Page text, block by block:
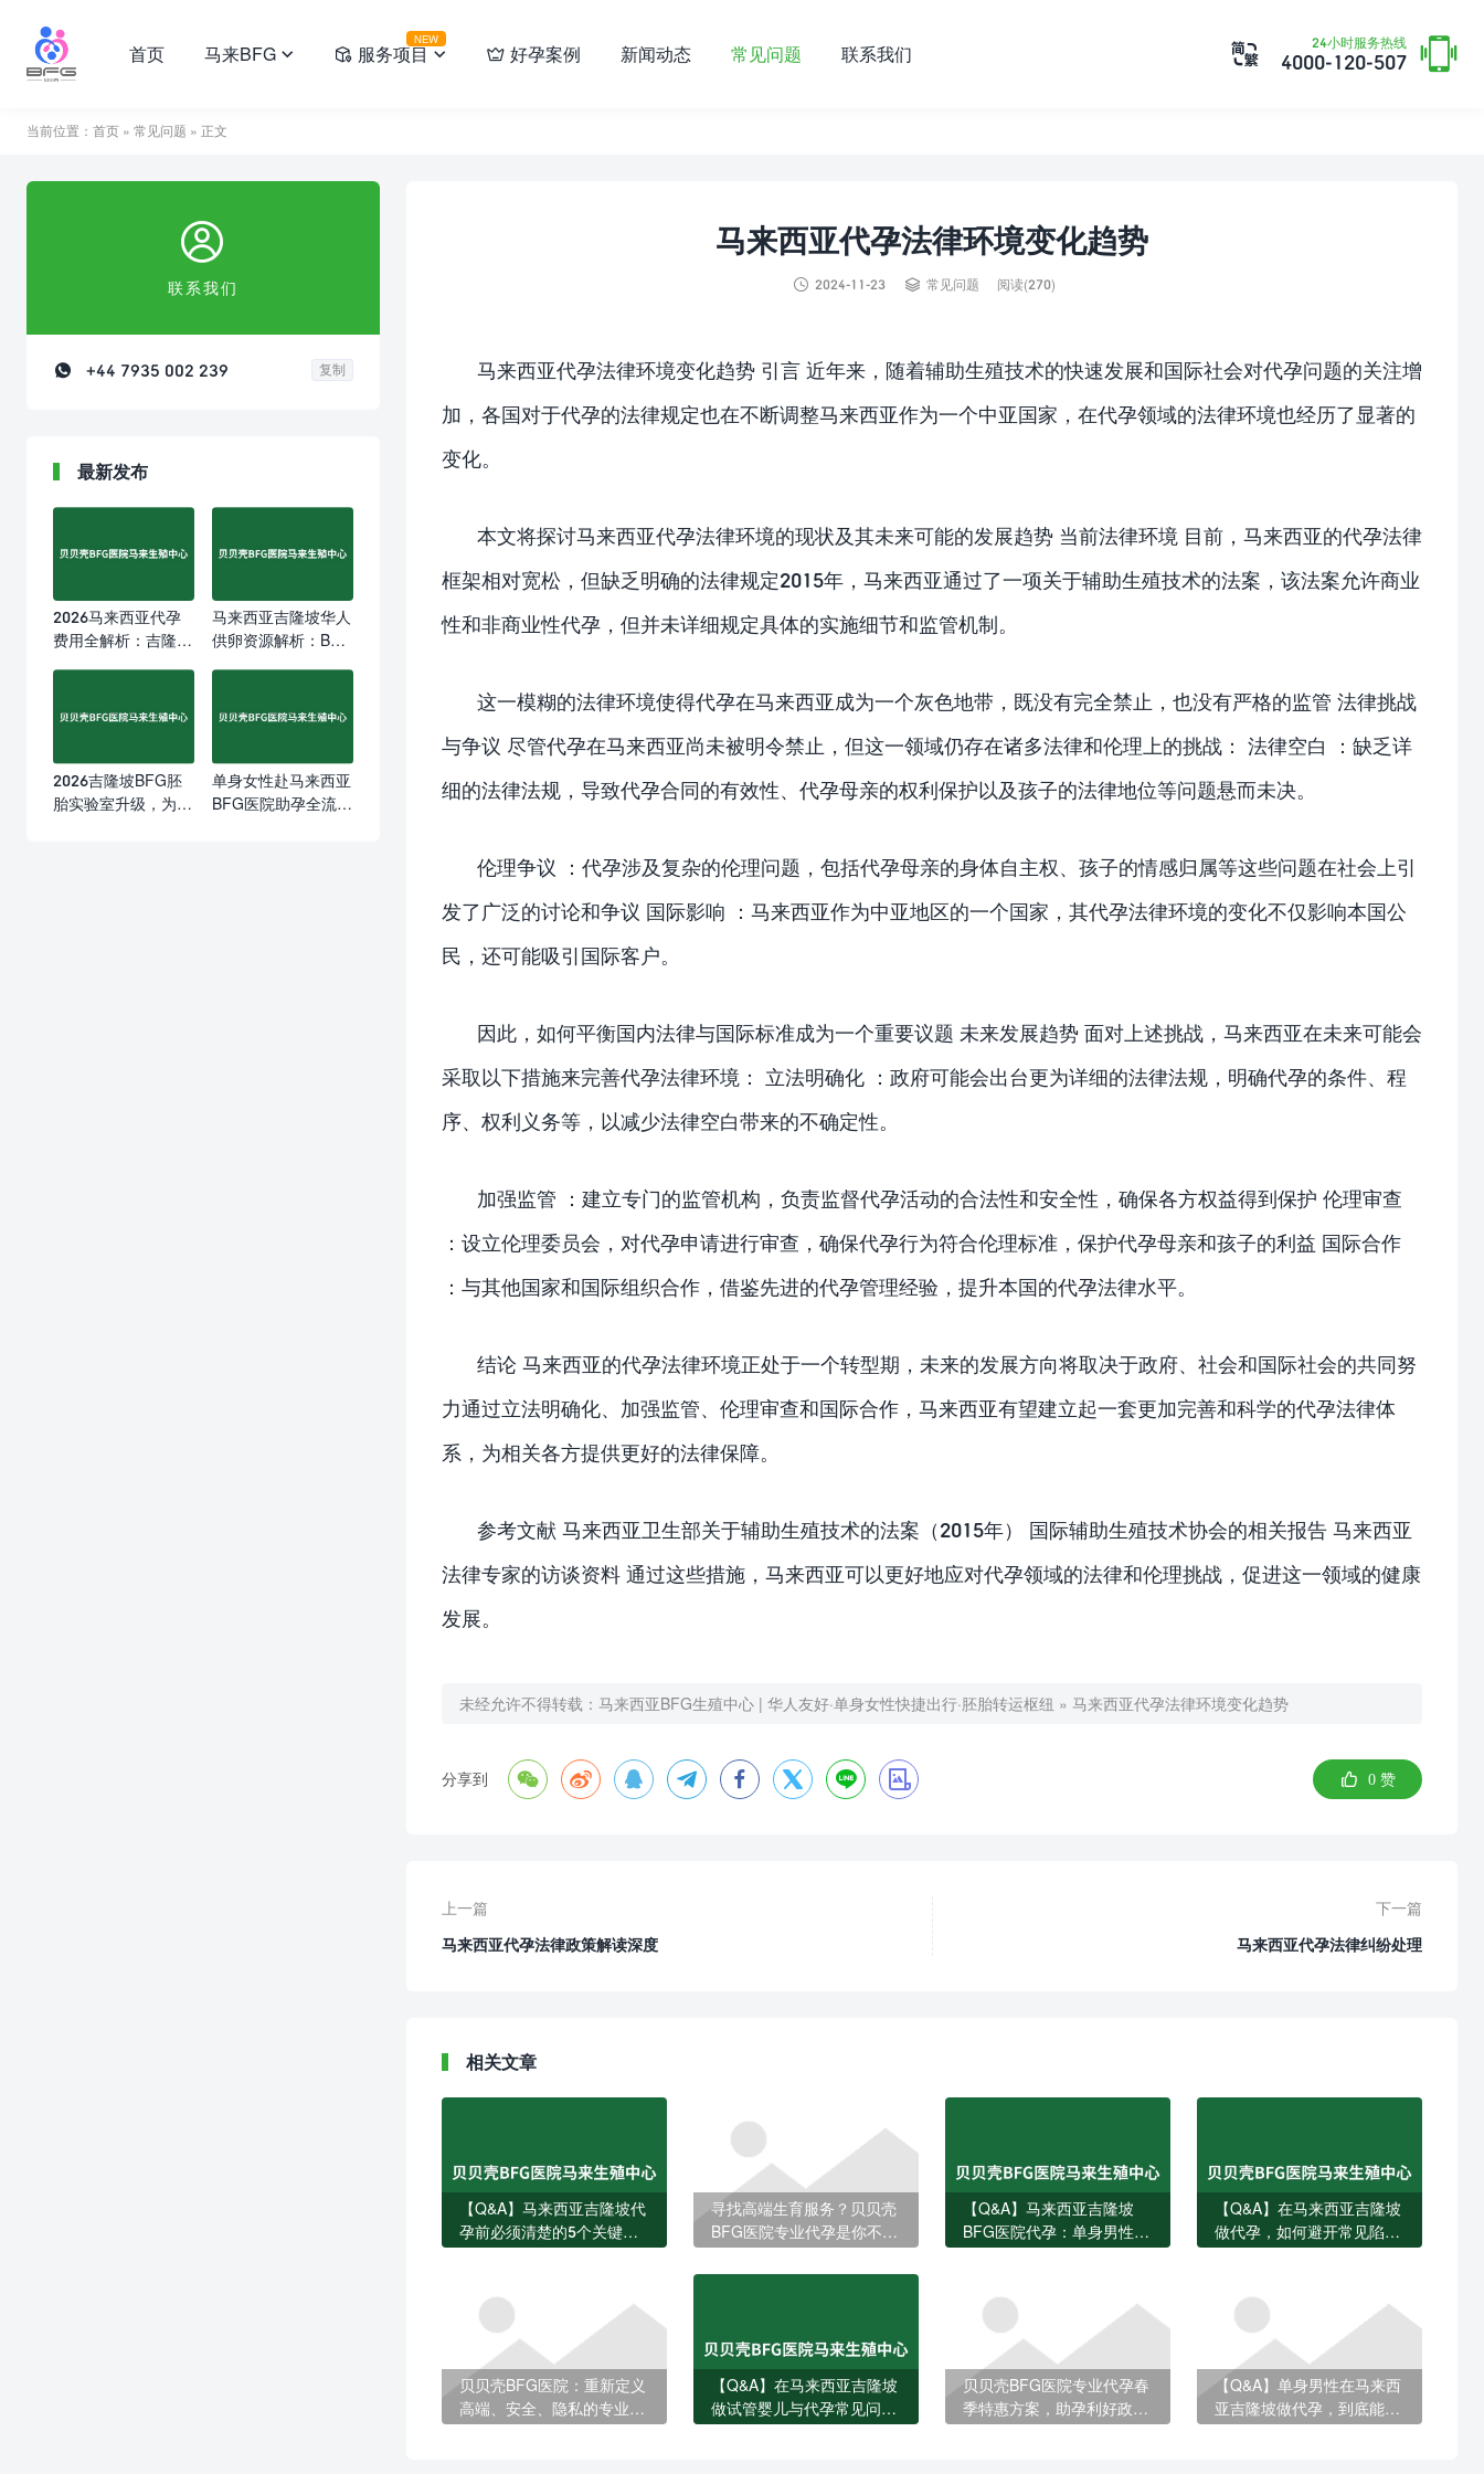
24小时服务热线
4000-120-507 

首页 马来BFG   服务项目
NEW
  好孕案例 新闻动态 常见问题 联系我们
当前位置： 首页 » 常见问题 » 正文
马来西亚代孕法律环境变化趋势
 2024-11-23  常见问题 阅读(270)
马来西亚代孕法律环境变化趋势 引言 近年来，随着辅助生殖技术的快速发展和国际社会对代孕问题的关注增
加，各国对于代孕的法律规定也在不断调整马来西亚作为一个中亚国家，在代孕领域的法律环境也经历了显著的
变化。
本文将探讨马来西亚代孕法律环境的现状及其未来可能的发展趋势 当前法律环境 目前，马来西亚的代孕法律
框架相对宽松，但缺乏明确的法律规定2015年，马来西亚通过了一项关于辅助生殖技术的法案，该法案允许商业
性和非商业性代孕，但并未详细规定具体的实施细节和监管机制。
这一模糊的法律环境使得代孕在马来西亚成为一个灰色地带，既没有完全禁止，也没有严格的监管 法律挑战
与争议 尽管代孕在马来西亚尚未被明令禁止，但这一领域仍存在诸多法律和伦理上的挑战： 法律空白 ：缺乏详
细的法律法规，导致代孕合同的有效性、代孕母亲的权利保护以及孩子的法律地位等问题悬而未决。
伦理争议 ：代孕涉及复杂的伦理问题，包括代孕母亲的身体自主权、孩子的情感归属等这些问题在社会上引
发了广泛的讨论和争议 国际影响 ：马来西亚作为中亚地区的一个国家，其代孕法律环境的变化不仅影响本国公
民，还可能吸引国际客户。
因此，如何平衡国内法律与国际标准成为一个重要议题 未来发展趋势 面对上述挑战，马来西亚在未来可能会
采取以下措施来完善代孕法律环境： 立法明确化 ：政府可能会出台更为详细的法律法规，明确代孕的条件、程
序、权利义务等，以减少法律空白带来的不确定性。
加强监管 ：建立专门的监管机构，负责监督代孕活动的合法性和安全性，确保各方权益得到保护 伦理审查
：设立伦理委员会，对代孕申请进行审查，确保代孕行为符合伦理标准，保护代孕母亲和孩子的利益 国际合作
：与其他国家和国际组织合作，借鉴先进的代孕管理经验，提升本国的代孕法律水平。
结论 马来西亚的代孕法律环境正处于一个转型期，未来的发展方向将取决于政府、社会和国际社会的共同努
力通过立法明确化、加强监管、伦理审查和国际合作，马来西亚有望建立起一套更加完善和科学的代孕法律体
系，为相关各方提供更好的法律保障。
参考文献 马来西亚卫生部关于辅助生殖技术的法案（2015年） 国际辅助生殖技术协会的相关报告 马来西亚
法律专家的访谈资料 通过这些措施，马来西亚可以更好地应对代孕领域的法律和伦理挑战，促进这一领域的健康
发展。
未经允许不得转载： 马来西亚BFG生殖中心 | 华人友好·单身女性快捷出行·胚胎转运枢纽 » 马来西亚代孕法律环境变化趋势
分享到          0 赞
上一篇
马来西亚代孕法律政策解读深度
下一篇
马来西亚代孕法律纠纷处理
相关文章
【Q&A】马来西亚吉隆坡代
孕前必须清楚的5个关键问
寻找高端生育服务？贝贝壳
BFG医院专业代孕是你不二
【Q&A】马来西亚吉隆坡
BFG医院代孕：单身男性如
【Q&A】在马来西亚吉隆坡
做代孕，如何避开常见陷
贝贝壳BFG医院：重新定义
高端、安全、隐私的专业代
【Q&A】在马来西亚吉隆坡
做试管婴儿与代孕常见问题
贝贝壳BFG医院专业代孕春
季特惠方案，助孕利好政策
【Q&A】单身男性在马来西
亚吉隆坡做代孕，到底能不

联系我们
 +44 7935 002 239 复制
最新发布
2026马来西亚代孕
费用全解析：吉隆坡
成本问题一次说清
马来西亚吉隆坡华人
供卵资源解析：BFG
2026吉隆坡BFG胚
胎实验室升级，为单
单身女性赴马来西亚
BFG医院助孕全流程